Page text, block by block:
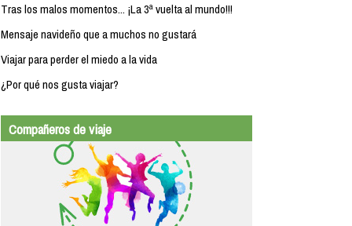
Tras los malos momentos... ¡La 3ª vuelta al mundo!!!
Mensaje navideño que a muchos no gustará
Viajar para perder el miedo a la vida
¿Por qué nos gusta viajar?
Compañeros de viaje